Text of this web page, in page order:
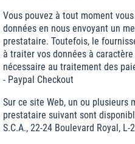
Vous pouvez à tout moment
données en nous envoyant un
prestataire. Toutefois, le
à traiter vos données à
nécessaire au traitement des
- Paypal Checkout
Sur ce site Web, un ou plusieurs
prestataire suivant sont
S.C.A., 22-24 Boulevard Royal, L-